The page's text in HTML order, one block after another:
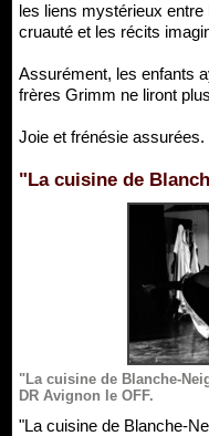
les liens mystérieux entre
cruauté et les récits
Assurément, les enfants
frères Grimm ne liront
Joie et frénésie assurées.
"La cuisine de
"La cuisine de Blanche-
DR Avignon le OFF.
"La cuisine de Blanche-